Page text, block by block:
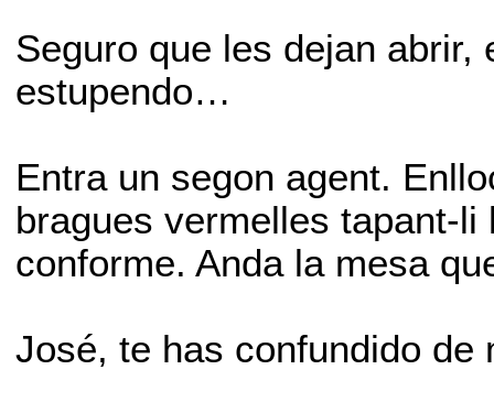
Seguro que les dejan abrir,
estupendo…
Entra un segon agent.
bragues vermelles tapant-
conforme. Anda la mesa
José, te has confundido de